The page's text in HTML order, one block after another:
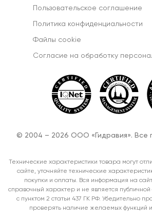
Пользовательское соглашение
Политика конфиденциальности
Файлы cookie
Согласиe на обработку
© 2004 – 2026 ООО «Гидравия». Все
Технические характеристики товара могут
сайте, уточняйте технические
покупки и оплаты. Вся информация на
справочный характер и не является публичной
с пунктом 2 статьи 437 ГК РФ. Убедительно
проверять наличие желаемых функций